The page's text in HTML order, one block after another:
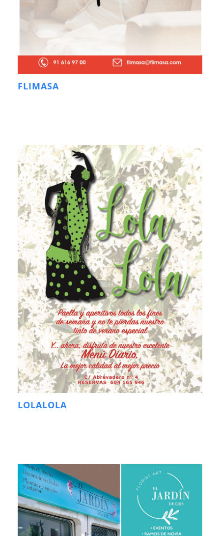
FLIMASA
LOLALOLA